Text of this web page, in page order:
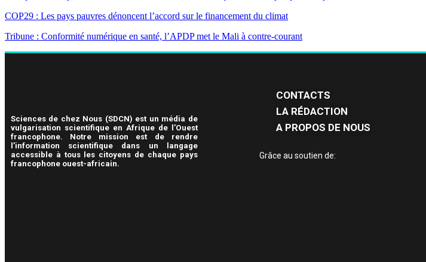
COP29 : Les pays pauvres dénoncent l’accord sur le financement du climat
Tribune : Conformité numérique en santé, l’APDP met le Mali à contre-courant
Sciences de chez Nous (SDCN) est un média de
vulgarisation scientifique en Afrique de l’Ouest
francophone. Notre mission est de rendre
l’information scientifique dans un langage
accessible à tous les citoyens de chaque pays
francophone ouest-africain.
CONTACTS
LA RÉDACTION
A PROPOS DE NOUS
Grâce au soutien de: